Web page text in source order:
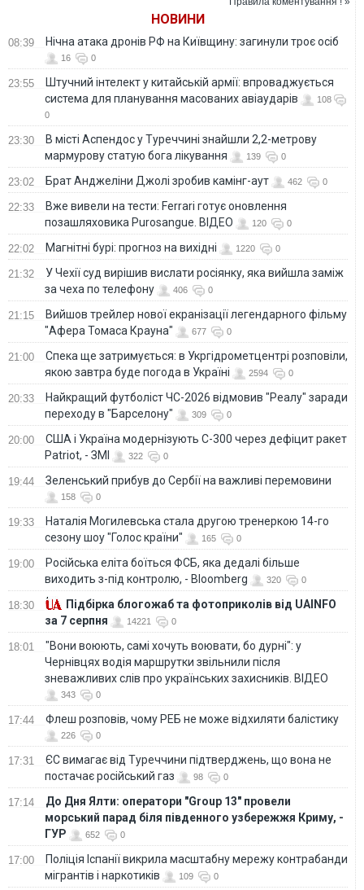
НОВИНИ
08:39 Нічна атака дронів РФ на Київщину: загинули троє осіб
16 0
23:55
Штучний інтелект у китайській армії: впроваджується
система для планування масованих авіаударів
108
0
23:30
В місті Аспендос у Туреччині знайшли 2,2-метрову
мармурову статую бога лікування
139 0
23:02 Брат Анджеліни Джолі зробив камінг-аут 462 0
22:33
Вже вивели на тести: Ferrari готує оновлення
позашляховика Purosangue. ВІДЕО
120 0
22:02 Магнітні бурі: прогноз на вихідні 1220 0
21:32
У Чехії суд вирішив вислати росіянку, яка вийшла заміж
за чеха по телефону
406 0
21:15
Вийшов трейлер нової екранізації легендарного фільму
"Афера Томаса Крауна"
677 0
21:00
Спека ще затримується: в Укргідрометцентрі розповіли,
якою завтра буде погода в Україні
2594 0
20:33
Найкращий футболіст ЧС-2026 відмовив "Реалу" заради
переходу в "Барселону"
309 0
20:00
США і Україна модернізують С-300 через дефіцит ракет
Patriot, - ЗМІ
322 0
19:44 Зеленський прибув до Сербії на важливі перемовини
158 0
19:33
Наталія Могилевська стала другою тренеркою 14-го
сезону шоу "Голос країни"
165 0
19:00
Російська еліта боїться ФСБ, яка дедалі більше
виходить з-під контролю, - Bloomberg
320 0
18:30
Підбірка блогожаб та фотоприколів від UAINFO
за 7 серпня
14221 0
18:01
"Вони воюють, самі хочуть воювати, бо дурні": у
Чернівцях водія маршрутки звільнили після
зневажливих слів про українських захисників. ВІДЕО
343 0
17:44 Флеш розповів, чому РЕБ не може відхиляти балістику
226 0
17:31
ЄС вимагає від Туреччини підтверджень, що вона не
постачає російський газ
98 0
17:14
До Дня Ялти: оператори "Group 13" провели
морський парад біля південного узбережжя Криму, -
ГУР
652 0
17:00
Поліція Іспанії викрила масштабну мережу контрабанди
мігрантів і наркотиків
109 0